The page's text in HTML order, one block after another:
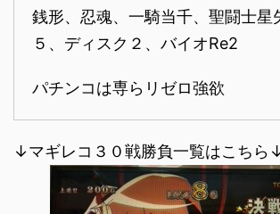
銭形、忍魂、一騎当千、聖闘士星
５、ディスク２、バイオRe2
パチンコは専らリゼロ強欲
↓マギレコ３０戦勝負一覧はこちら